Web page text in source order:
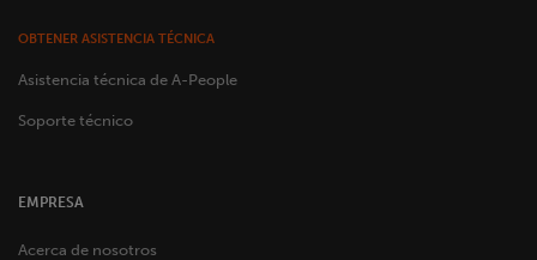
OBTENER ASISTENCIA TÉCNICA
Asistencia técnica de A-People
Soporte técnico
EMPRESA
Acerca de nosotros